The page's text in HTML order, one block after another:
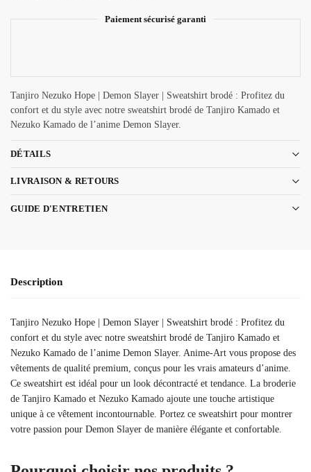
Paiement sécurisé garanti
Tanjiro Nezuko Hope | Demon Slayer | Sweatshirt brodé : Profitez du
confort et du style avec notre sweatshirt brodé de Tanjiro Kamado et
Nezuko Kamado de l’anime Demon Slayer.
DÉTAILS
LIVRAISON & RETOURS
GUIDE D'ENTRETIEN
Description
Tanjiro Nezuko Hope | Demon Slayer | Sweatshirt brodé : Profitez du
confort et du style avec notre sweatshirt brodé de Tanjiro Kamado et
Nezuko Kamado de l’anime Demon Slayer. Anime-Art vous propose des
vêtements de qualité premium, conçus pour les vrais amateurs d’anime.
Ce sweatshirt est idéal pour un look décontracté et tendance. La broderie
de Tanjiro Kamado et Nezuko Kamado ajoute une touche artistique
unique à ce vêtement incontournable. Portez ce sweatshirt pour montrer
votre passion pour Demon Slayer de manière élégante et confortable.